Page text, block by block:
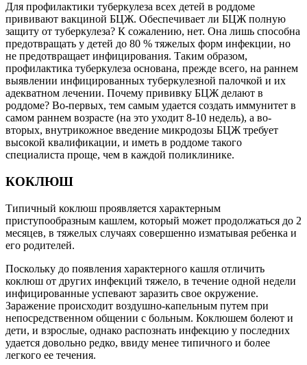
Для профилактики туберкулеза всех детей в роддоме
прививают вакциной БЦЖ. Обеспечивает ли БЦЖ полную
защиту от туберкулеза? К сожалению, нет. Она лишь способна
предотвращать у детей до 80 % тяжелых форм инфекции, но
не предотвращает инфицирования. Таким образом,
профилактика туберкулеза основана, прежде всего, на раннем
выявлении инфицированных туберкулезной палочкой и их
адекватном лечении. Почему прививку БЦЖ делают в
роддоме? Во-первых, тем самым удается создать иммунитет в
самом раннем возрасте (на это уходит 8-10 недель), а во-
вторых, внутрикожное введение микродозы БЦЖ требует
высокой квалификации, и иметь в роддоме такого
специалиста проще, чем в каждой поликлинике.
КОКЛЮШ
Типичный коклюш проявляется характерным
приступообразным кашлем, который может продолжаться до 2
месяцев, в тяжелых случаях совершенно изматывая ребенка и
его родителей.
Поскольку до появления характерного кашля отличить
коклюш от других инфекций тяжело, в течение одной недели
инфицированные успевают заразить свое окружение.
Заражение происходит воздушно-капельным путем при
непосредственном общении с больным. Коклюшем болеют и
дети, и взрослые, однако распознать инфекцию у последних
удается довольно редко, ввиду менее типичного и более
легкого ее течения.